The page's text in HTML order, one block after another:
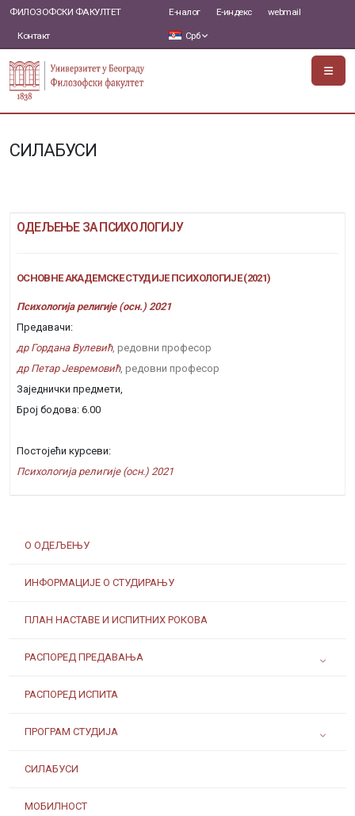
ФИЛОЗОФСКИ ФАКУЛТЕТ
Контакт
Е-налог Е-индекс webmail
Срб
СИЛАБУСИ
О ОДЕЉЕЊУ
ИНФОРМАЦИЈЕ О СТУДИРАЊУ
ПЛАН НАСТАВЕ И ИСПИТНИХ РОКОВА
РАСПОРЕД ПРЕДАВАЊА
РАСПОРЕД ИСПИТА
ПРОГРАМ СТУДИЈА
СИЛАБУСИ
МОБИЛНОСТ
ОДЕЉЕЊЕ ЗА ПСИХОЛОГИЈУ
ОСНОВНЕ АКАДЕМСКЕ СТУДИЈЕ ПСИХОЛОГИЈЕ (2021)
Психологија религије (осн.) 2021
Предавачи:
др Гордана Вулевић, редовни професор
др Петар Јевремовић, редовни професор
Заједнички предмети,
Број бодова: 6.00
Постојећи курсеви:
Психологија религије (осн.) 2021